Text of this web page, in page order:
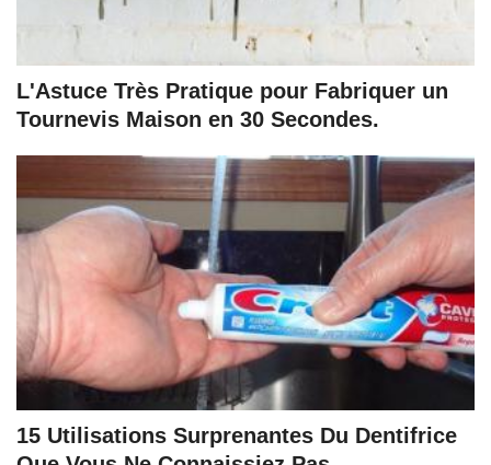
L'Astuce Très Pratique pour Fabriquer un
Tournevis Maison en 30 Secondes.
15 Utilisations Surprenantes Du Dentifrice